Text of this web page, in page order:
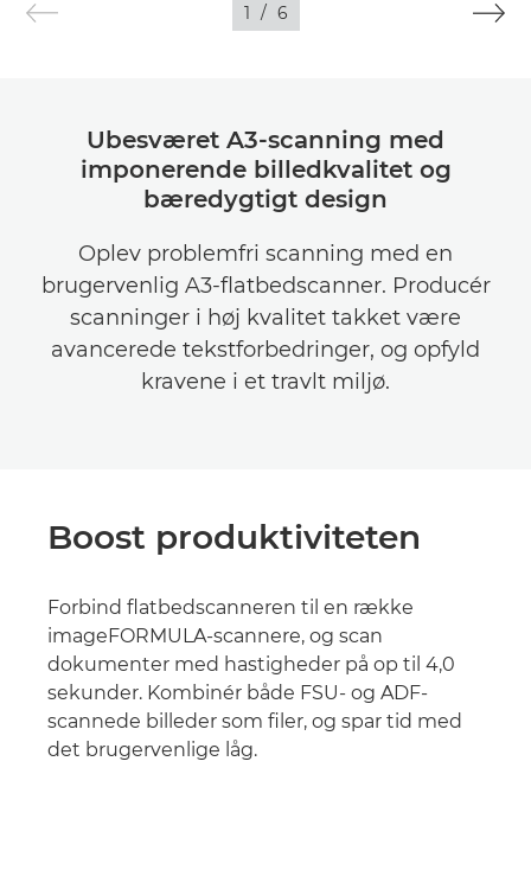
1 / 6
Ubesværet A3-scanning med
imponerende billedkvalitet og
bæredygtigt design
Oplev problemfri scanning med en
brugervenlig A3-flatbedscanner. Producér
scanninger i høj kvalitet takket være
avancerede tekstforbedringer, og opfyld
kravene i et travlt miljø.
Boost produktiviteten
Forbind flatbedscanneren til en række
imageFORMULA-scannere, og scan
dokumenter med hastigheder på op til 4,0
sekunder. Kombinér både FSU- og ADF-
scannede billeder som filer, og spar tid med
det brugervenlige låg.